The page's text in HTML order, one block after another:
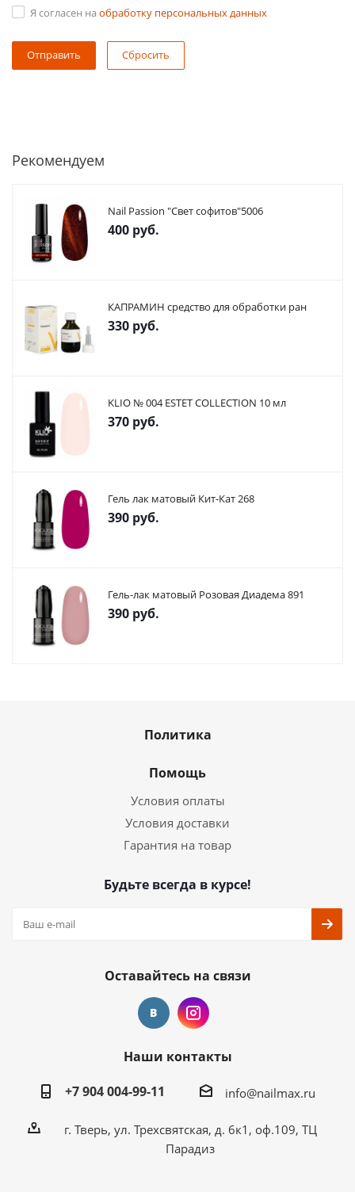
Я согласен на обработку персональных данных
Сбросить
Рекомендуем
Nail Passion "Свет софитов"5006
400 руб.
КАПРАМИН средство для обработки ран
330 руб.
KLIO № 004 ESTET COLLECTION 10 мл
370 руб.
Гель лак матовый Кит-Кат 268
390 руб.
Гель-лак матовый Розовая Диадема 891
390 руб.
Политика
Помощь
Условия оплаты
Условия доставки
Гарантия на товар
Будьте всегда в курсе!
Оставайтесь на связи
Наши контакты
+7 904 004-99-11
info@nailmax.ru
г. Тверь, ул. Трехсвятская, д. 6к1, оф.109, ТЦ
Парадиз